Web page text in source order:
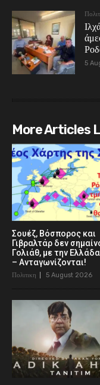
5
More Articles
Σουέζ, Βόσπορος και
Γιβραλτάρ δεν
Γολιάθ, με την
– Ανταγωνίζονται!
Πολιτικη 5 August 2026